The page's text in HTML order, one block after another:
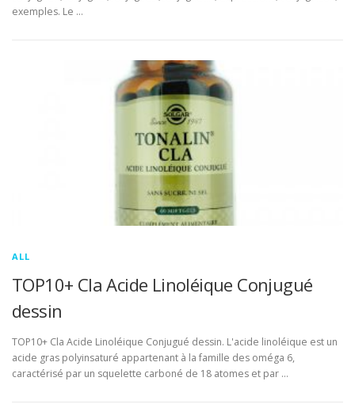
exemples. Le …
ALL
TOP10+ Cla Acide Linoléique Conjugué
dessin
TOP10+ Cla Acide Linoléique Conjugué dessin. L'acide linoléique est un
acide gras polyinsaturé appartenant à la famille des oméga 6,
caractérisé par un squelette carboné de 18 atomes et par …